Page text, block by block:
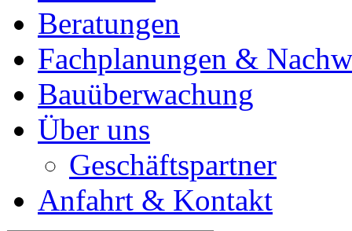
Beratungen
Fachplanungen &
Bauüberwachung
Über uns
Geschäftspartner
Anfahrt & Kontakt